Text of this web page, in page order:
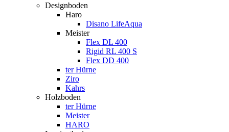
Designboden
Haro
Disano LifeAqua
Meister
Flex DL 400
Rigid RL 400 S
Flex DD 400
ter Hürne
Ziro
Kahrs
Holzboden
ter Hürne
Meister
HARO